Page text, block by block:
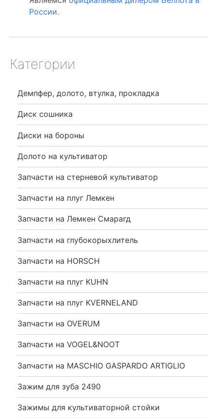
России.
Категории
Демпфер, долото, втулка, прокладка
Диск сошника
Диски на бороны
Долото на культиватор
Запчасти на стерневой культиватор
Запчасти на плуг Лемкен
Запчасти на Лемкен Смарагд
Запчасти на глубокорыхлитель
Запчасти на HORSCH
Запчасти на плуг KUHN
Запчасти на плуг KVERNELAND
Запчасти на OVERUM
Запчасти на VOGEL&NOOT
Запчасти на MASCHIO GASPARDO ARTIGLIO
Зажим для зуба 2490
Зажимы для культиваторной стойки